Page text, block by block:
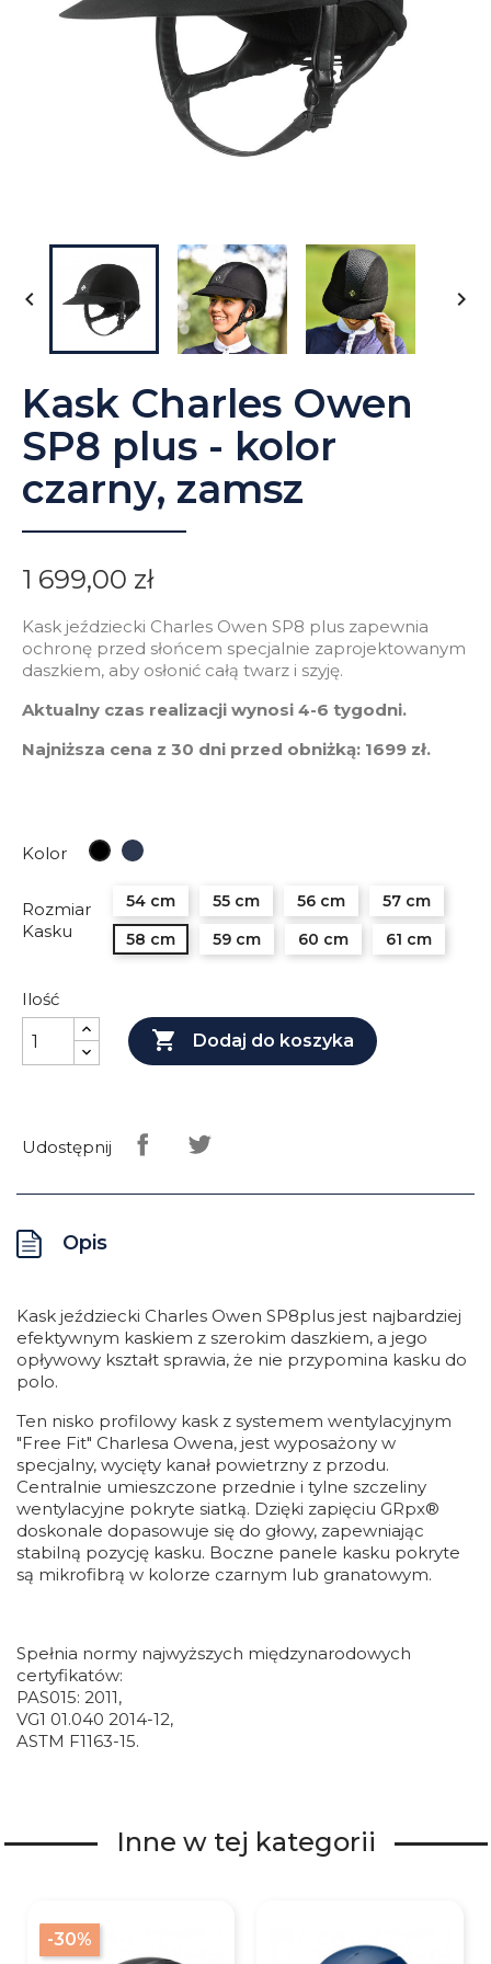
 
Kask Charles Owen
SP8 plus - kolor
czarny, zamsz
1 699,00 zł
Kask jeździecki Charles Owen SP8 plus zapewnia
ochronę przed słońcem specjalnie zaprojektowanym
daszkiem, aby osłonić całą twarz i szyję.
Aktualny czas realizacji wynosi 4-6 tygodni.
Najniższa cena z 30 dni przed obniżką: 1699 zł.
Kolor CzarnyGranatowy
Rozmiar
Kasku
54 cm 55 cm 56 cm
57 cm
58 cm
59 cm 60 cm 61 cm
Ilość
 Dodaj do koszyka
Udostępnij
Opis
Kask jeździecki Charles Owen SP8plus jest najbardziej
efektywnym kaskiem z szerokim daszkiem, a jego
opływowy kształt sprawia, że nie przypomina kasku do
polo.
Ten nisko profilowy kask z systemem wentylacyjnym
"Free Fit" Charlesa Owena, jest wyposażony w
specjalny, wycięty kanał powietrzny z przodu.
Centralnie umieszczone przednie i tylne szczeliny
wentylacyjne pokryte siatką. Dzięki zapięciu GRpx®
doskonale dopasowuje się do głowy, zapewniając
stabilną pozycję kasku. Boczne panele kasku pokryte
są mikrofibrą w kolorze czarnym lub granatowym.
Spełnia normy najwyższych międzynarodowych
certyfikatów:
PAS015: 2011,
VG1 01.040 2014-12,
ASTM F1163-15.
Inne w tej kategorii
-30%